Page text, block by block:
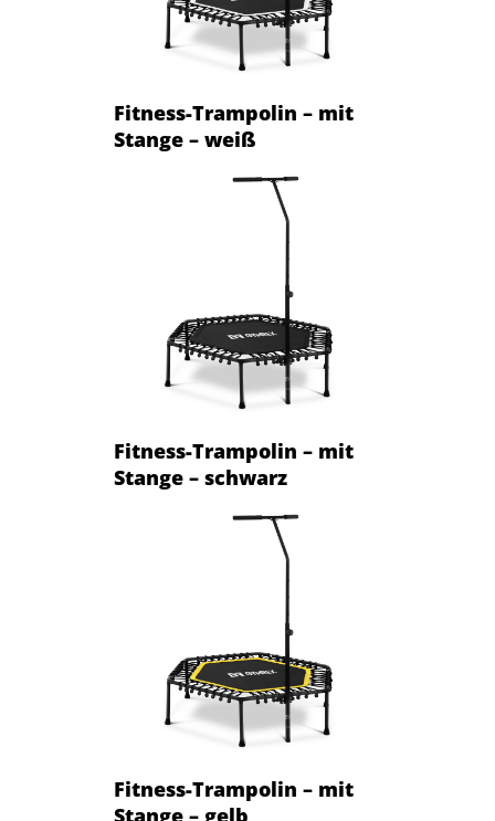
Fitness-Trampolin – mit
Stange – weiß
Fitness-Trampolin – mit
Stange – schwarz
Fitness-Trampolin – mit
Stange – gelb